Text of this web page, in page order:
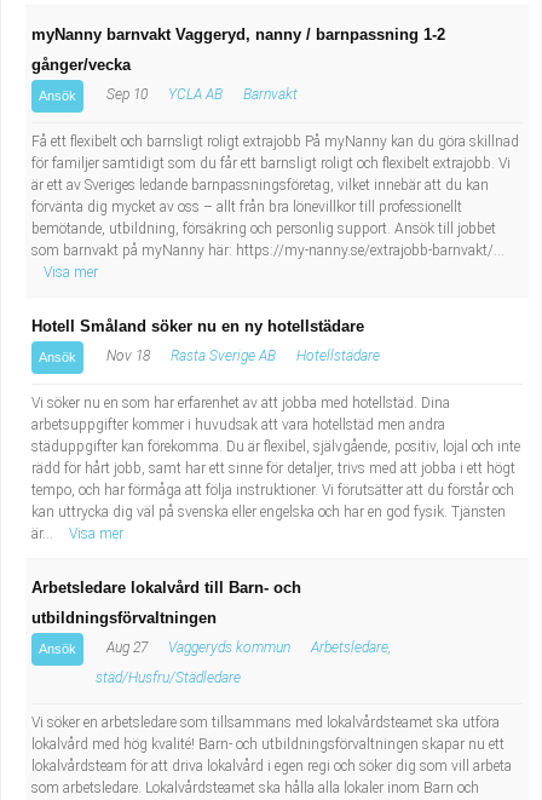
myNanny barnvakt Vaggeryd, nanny / barnpassning 1-2
gånger/vecka
Ansök Sep 10 YCLA AB Barnvakt
Få ett flexibelt och barnsligt roligt extrajobb På myNanny kan du göra skillnad
för familjer samtidigt som du får ett barnsligt roligt och flexibelt extrajobb. Vi
är ett av Sveriges ledande barnpassningsföretag, vilket innebär att du kan
förvänta dig mycket av oss – allt från bra lönevillkor till professionellt
bemötande, utbildning, försäkring och personlig support. Ansök till jobbet
som barnvakt på myNanny här: https://my-nanny.se/extrajobb-barnvakt/...
Visa mer
Hotell Småland söker nu en ny hotellstädare
Ansök Nov 18 Rasta Sverige AB Hotellstädare
Vi söker nu en som har erfarenhet av att jobba med hotellstäd. Dina
arbetsuppgifter kommer i huvudsak att vara hotellstäd men andra
städuppgifter kan förekomma. Du är flexibel, självgående, positiv, lojal och inte
rädd för hårt jobb, samt har ett sinne för detaljer, trivs med att jobba i ett högt
tempo, och har förmåga att följa instruktioner. Vi förutsätter att du förstår och
kan uttrycka dig väl på svenska eller engelska och har en god fysik. Tjänsten
är...
Visa mer
Arbetsledare lokalvård till Barn- och
utbildningsförvaltningen
Ansök Aug 27 Vaggeryds kommun
Arbetsledare,
städ/Husfru/Städledare
Vi söker en arbetsledare som tillsammans med lokalvårdsteamet ska utföra
lokalvård med hög kvalité! Barn- och utbildningsförvaltningen skapar nu ett
lokalvårdsteam för att driva lokalvård i egen regi och söker dig som vill arbeta
som arbetsledare. Lokalvårdsteamet ska hålla alla lokaler inom Barn och